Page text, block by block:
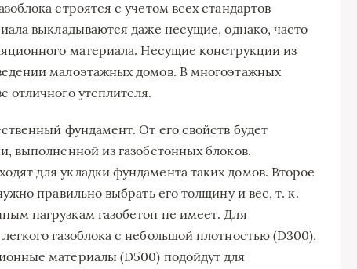
строятся с учетом всех стандартов
выкладываются даже несущие, однако, часто
материала. Несущие конструкции из
малоэтажных домов. В многоэтажных
отличного утеплителя.
фундамент. От его свойств будет
выполненной из газобетонных блоков.
для укладки фундамента таких домов. Второе
правильно выбрать его толщину и вес, т. к.
нагрузкам газобетон не имеет. Для
газоблока с небольшой плотностью (D300),
материалы (D500) подойдут для